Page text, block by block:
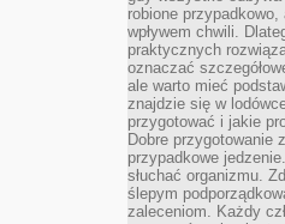
robione przypadkowo,
wpływem chwili.
praktycznych
oznaczać
ale warto mieć
znajdzie się w
przygotować i jakie
Dobre przygotowanie
przypadkowe
słuchać organizmu.
ślepym
zaleceniom. Każdy